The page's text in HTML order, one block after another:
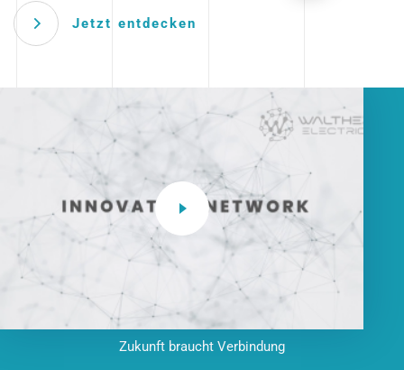
Jetzt entdecken
Zukunft braucht Verbindung